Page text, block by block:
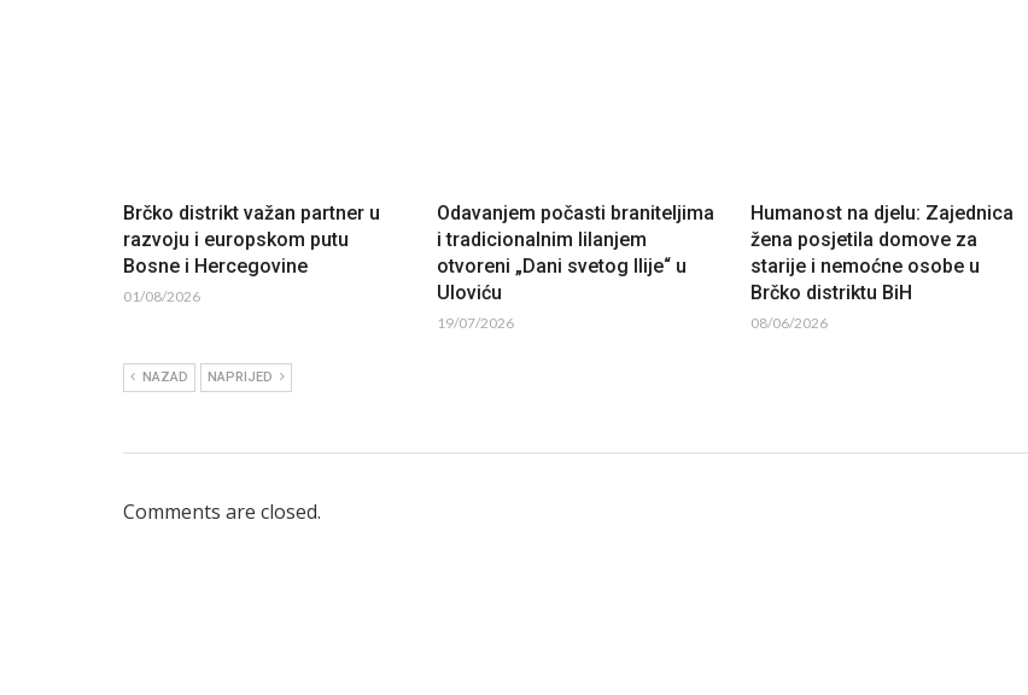
Brčko distrikt važan partner u
razvoju i europskom putu
Bosne i Hercegovine
01/08/2026
Odavanjem počasti braniteljima
i tradicionalnim lilanjem
otvoreni „Dani svetog Ilije“ u
Uloviću
19/07/2026
Humanost na djelu: Zajednica
žena posjetila domove za
starije i nemoćne osobe u
Brčko distriktu BiH
08/06/2026
NAZAD NAPRIJED
Comments are closed.